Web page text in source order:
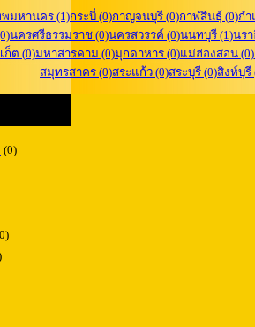
พมหานคร (1)กระบี่ (0)กาญจนบุรี (0)กาฬสินธุ์ (0)กำ
นครศรีธรรมราช (0)นครสวรรค์ (0)นนทบุรี (1)นรา
ก็ต (0)มหาสารคาม (0)มุกดาหาร (0)แม่ฮ่องสอน (0)
สมุทรสาคร (0)สระแก้ว (0)สระบุรี (0)สิงห์บุรี
(0)